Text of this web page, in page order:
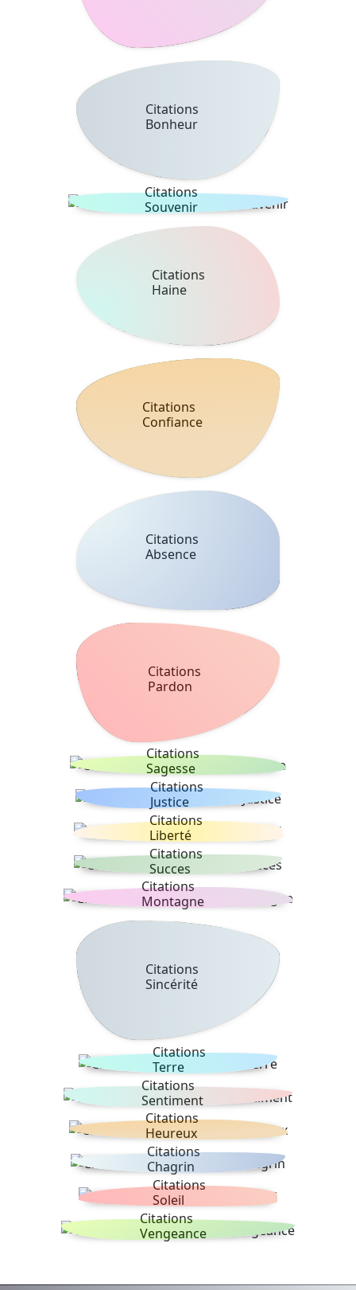
Citations
Bonheur
Citations
Souvenir
Citations
Haine
Citations
Confiance
Citations
Absence
Citations
Pardon
Citations
Sagesse
Citations
Justice
Citations
Liberté
Citations
Succes
Citations
Montagne
Citations
Sincérité
Citations
Terre
Citations
Sentiment
Citations
Heureux
Citations
Chagrin
Citations
Soleil
Citations
Vengeance